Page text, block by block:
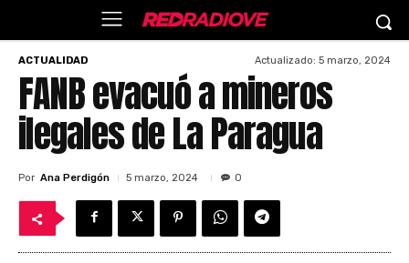
ACTUALIDAD Actualizado: 5 marzo, 2024
FANB evacuó a mineros
ilegales de La Paragua
Por Ana Perdigón 5 marzo, 2024 0